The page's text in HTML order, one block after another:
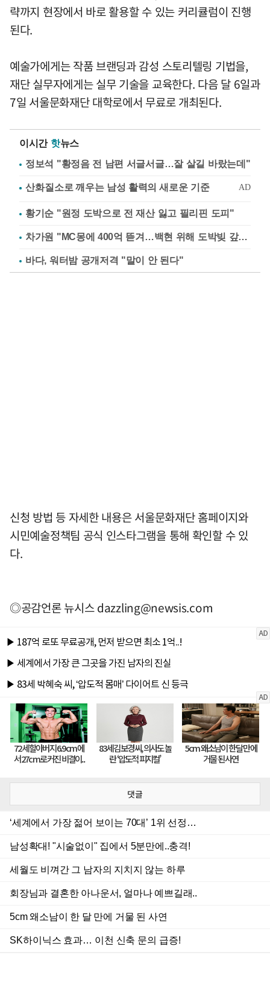
략까지 현장에서 바로 활용할 수 있는 커리큘럼이 진행
된다.
예술가에게는 작품 브랜딩과 감성 스토리텔링 기법을,
재단 실무자에게는 실무 기술을 교육한다. 다음 달 6일과
7일 서울문화재단 대학로에서 무료로 개최된다.
이시간 핫뉴스
정보석 "황정음 전 남편 서글서글…잘 살길 바랐는데"
황기순 "원정 도박으로 전 재산 잃고 필리핀 도피"
차가원 "MC몽에 400억 뜯겨…백현 위해 도박빚 갚아줘"
바다, 워터밤 공개저격 "말이 안 된다"
신청 방법 등 자세한 내용은 서울문화재단 홈페이지와
시민예술정책팀 공식 인스타그램을 통해 확인할 수 있
다.
◎공감언론 뉴시스dazzling@newsis.com
댓글